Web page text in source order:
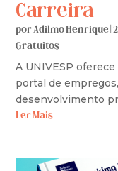
Carreira
porAdilmo Henrique |
Gratuitos
A UNIVESP
portal de
desenvolvimento
Ler Mais